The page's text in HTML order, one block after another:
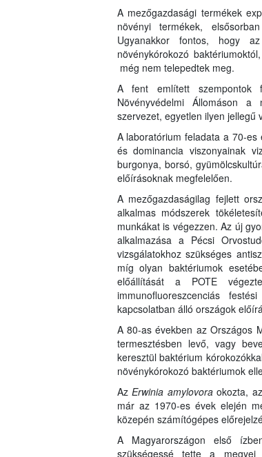
A mezőgazdasági termékek
növényi termékek,
Ugyanakkor fontos, hogy
növénykórokozó
még nem telepedtek meg.
A fent említett szempontok
Növényvédelmi Állomáson a
szervezet, egyetlen ilyen jellegű
A laboratórium feladata a 70-
és dominancia viszonyainak
burgonya, borsó,
előírásoknak megfelelően.
A mezőgazdaságilag fejlett
alkalmas módszerek
munkákat is végezzen. Az új
alkalmazása a Pécsi
vizsgálatokhoz szükséges
míg olyan baktériumok
előállítását a POTE
immunofluoreszcenciás
kapcsolatban álló országok
A 80-as években az Országos
termesztésben levő, vagy
keresztül baktérium
növénykórokozó baktériumok
AzErwinia amylovoraokozta,
már az 1970-es évek elején
közepén számítógépes
A Magyarországon első
szükségessé tette a megyei